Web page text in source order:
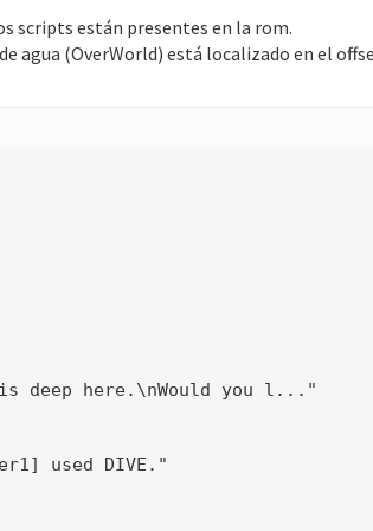
scripts están presentes en la rom.
agua (OverWorld) está localizado en el
is deep here.\nWould you l..."
used DIVE."